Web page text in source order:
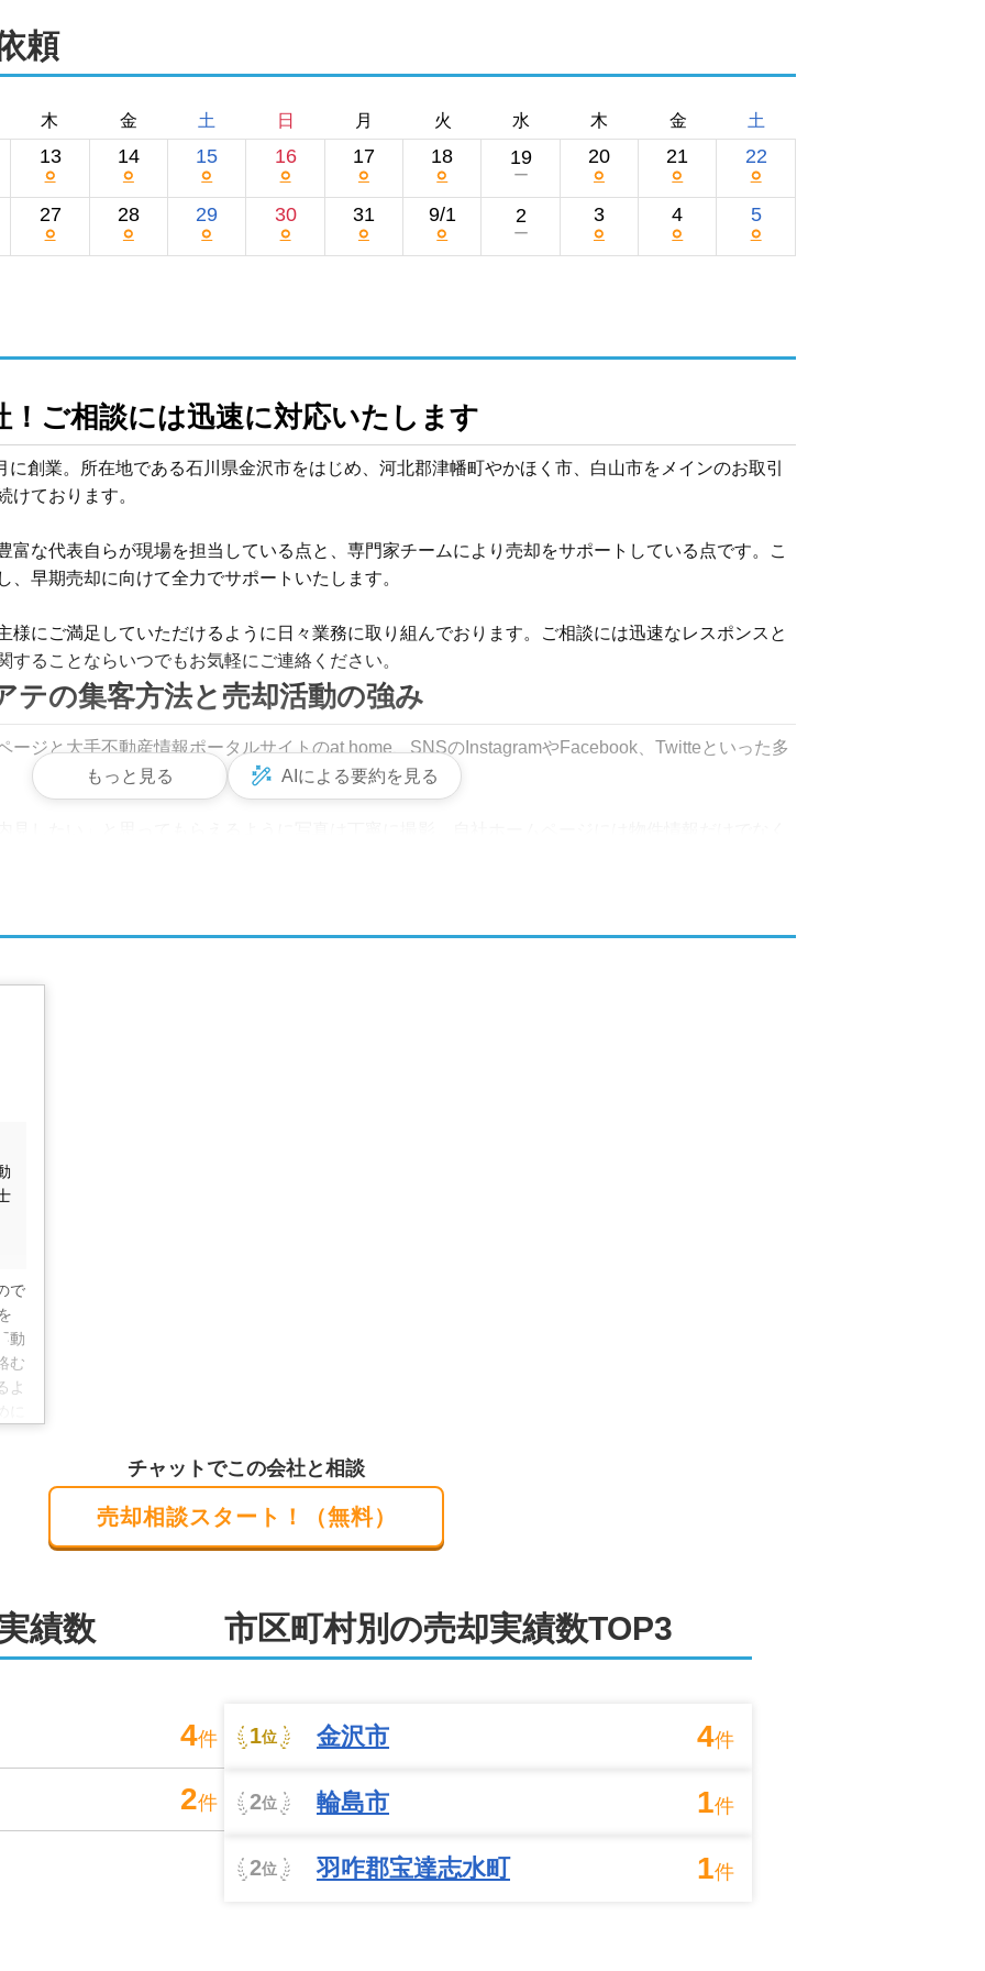
頼
木 金 土 日 月 火 水 木 金 土
13
○
14
○
15
○
16
○
17
○
18
○
19
ー
20
○
21
○
22
○
27
○
28
○
29
○
30
○
31
○
9/1
○
2
ー
3
○
4
○
5
○
！ご相談には迅速に対応いたします
創業。所在地である石川県金沢市をはじめ、河北郡津幡町やかほく市、白山市をメインのお取引
けております。
富な代表自らが現場を担当している点と、専門家チームにより売却をサポートしている点です。こ
早期売却に向けて全力でサポートいたします。
様にご満足していただけるように日々業務に取り組んでおります。ご相談には迅速なレスポンスと
ることならいつでもお気軽にご連絡ください。
テの集客方法と売却活動の強み
ージと大手不動産情報ポータルサイトのat home、SNSのInstagramやFacebook、Twitteといった多
。
介、高齢者施設のご案内、土地の測量やインスペクションの実施など、売却に伴うサービスも多
売主任者などと専門家集団「チームクレアテ」を組んで連携しております。相続や離婚による売
安心してお任せください。
産の売却や、住み替え案件も弊社の得意分野です。どのような物件も親身になって対応し、わか
談や出張も可能です。査定やご相談は無料。もちろん秘密は厳守いたします。駅までのご送迎も
社にご相談ください。
もっと見る AIによる要約を見る
で
動
む
よ
チャットでこの会社と相談
売却相談スタート！（無料）
績数
4件
2件
市区町村別の売却実績数TOP3
1位 金沢市 4件
2位 輪島市 1件
2位 羽咋郡宝達志水町 1件